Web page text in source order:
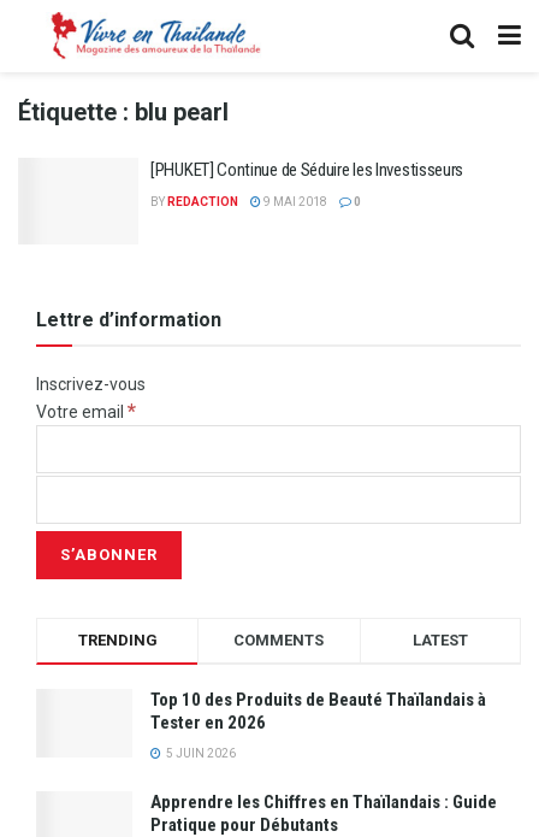
Étiquette : blu pearl
[PHUKET] Continue de Séduire les Investisseurs
BY REDACTION 9 MAI 2018 0
Lettre d’information
Inscrivez-vous
Votre email *
TRENDING COMMENTS LATEST
Top 10 des Produits de Beauté Thaïlandais à
Tester en 2026
5 JUIN 2026
Apprendre les Chiffres en Thaïlandais : Guide
Pratique pour Débutants